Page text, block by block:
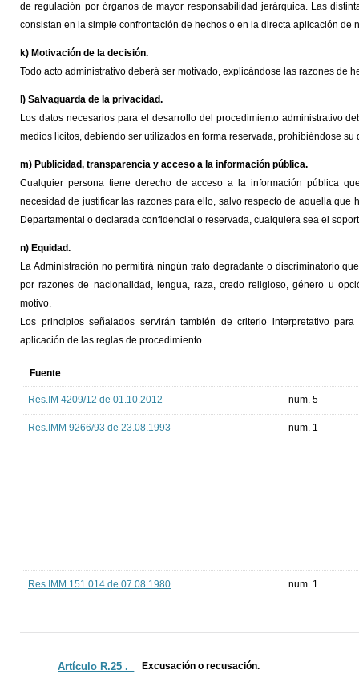
de regulación por órganos de mayor responsabilidad jerárquica. Las
consistan en la simple confrontación de hechos o en la directa aplicación de
k) Motivación de la decisión.
Todo acto administrativo deberá ser motivado, explicándose las razones de
l) Salvaguarda de la privacidad.
Los datos necesarios para el desarrollo del procedimiento administrativo
medios lícitos, debiendo ser utilizados en forma reservada, prohibiéndose su
m) Publicidad, transparencia y acceso a la información pública.
Cualquier persona tiene derecho de acceso a la información pública
necesidad de justificar las razones para ello, salvo respecto de aquella que
Departamental o declarada confidencial o reservada, cualquiera sea el
n) Equidad.
La Administración no permitirá ningún trato degradante o discriminatorio
por razones de nacionalidad, lengua, raza, credo religioso, género u
motivo.
Los principios señalados servirán también de criterio interpretativo
aplicación de las reglas de procedimiento.
Fuente
Res.IM 4209/12 de 01.10.2012 num. 5
Res.IMM 9266/93 de 23.08.1993 num. 1
Res.IMM 151.014 de 07.08.1980 num. 1
Artículo R.25 ._
Excusación o recusación.